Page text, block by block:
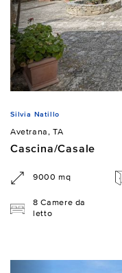
Silvia Natillo
Avetrana, TA
Cascina/Casale
9000 mq
8 Camere da
letto